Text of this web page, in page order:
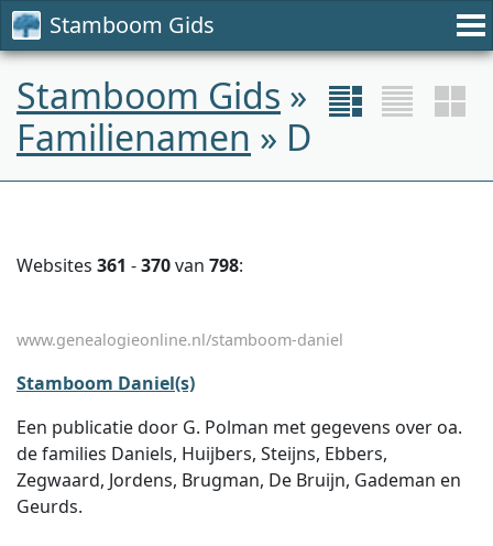
Stamboom Gids
Stamboom Gids »
Familienamen » D
Websites 361 -370van 798:
www.genealogieonline.nl/stamboom-daniel
Stamboom Daniel(s)
Een publicatie door G. Polman met gegevens over oa.
de families Daniels, Huijbers, Steijns, Ebbers,
Zegwaard, Jordens, Brugman, De Bruijn, Gademan en
Geurds.